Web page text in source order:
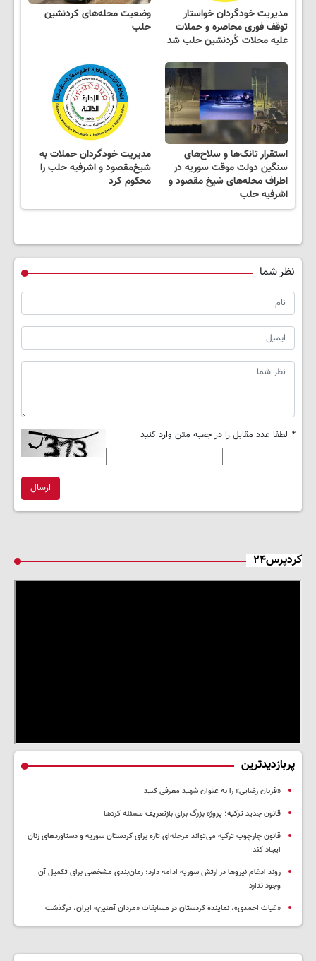
مدیریت خودگردان خواستار
توقف فوری محاصره و حملات
علیه محلات کُردنشین حلب شد
وضعیت محله‌های کردنشین
حلب
استقرار تانک‌ها و سلاح‌های
سنگین دولت موقت سوریه در
اطراف محله‌های شیخ مقصود و
اشرفیه حلب
مدیریت خودگردان حملات به
شیخ‌مقصود و اشرفیه حلب را
محکوم کرد
نظر شما
* لطفا عدد مقابل را در جعبه متن وارد کنید
ارسال
کردپرس۲۴
پربازدیدترین
«قربان رضایی» را به عنوان شهید معرفی کنید
قانون جدید ترکیه؛ پروژه بزرگ‌ برای بازتعریف مسئله کردها
قانون چارچوب ترکیه می‌تواند مرحله‌ای تازه برای کردستان سوریه و دستاوردهای زنان
ایجاد کند
روند ادغام نیروها در ارتش سوریه ادامه دارد؛ زمان‌بندی مشخصی برای تکمیل آن
وجود ندارد
«غیاث احمدی»، نماینده کردستان در مسابقات «مردان آهنین» ایران، درگذشت